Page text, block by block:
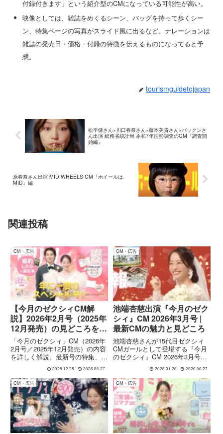
付録付きます」という紹介型のCMになっている可能性が高い。
映像としては、雑誌をめくるシーン、バッグを持って歩くシー
ン、特集ページの写真がスライド風に出るなど。ナレーションは
雑誌の発売日・価格・付録の特徴を伝えるものになってると予
想。
tourismguidetojapan
松平健さん×川口春奈さん×藤本美貴さん×パックンさ
ん出演 総務省統計局 令和7年国勢調査のCM『調査開
始編』
原春奈さん出演 MID WHEELS CM『ホイールは、
MID』編
関連投稿
CM・広告
【今月のゼクシィCM解
説】2026年2月号（2025年
12月発売）の見どころを紹
介
「今月のゼクシィ」CM（2026年
2月号／2025年12月発売）の内容
を詳しく解説。最新号の特集、付
録、放送中のCM映像ポイント、
編集部おすすめ情報までをまとめ
て紹介します。結婚準備中のカッ
プル必見！
2025.12.25 2026.06.27
CM・広告
池端杏慈出演『今月のゼク
シィ』CM 2026年3月号 |
最新CMの魅力と見どころ
池端杏慈さんが15代目ゼクシィ
CMガールとして登場する『今月
のゼクシィ』CM 2026年3月号
（1月発売号）。最新号の特集や
付録の魅力を丁寧に紹介し、結婚
準備を始めるカップルに向けたメ
ッセージを映像とともに解説しま
す。
2026.01.26 2026.06.27
CM・広告 CM・広告